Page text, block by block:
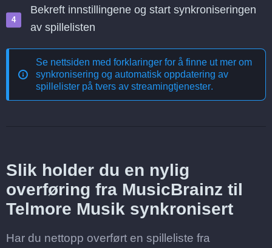
Bekreft innstillingene og start synkroniseringen
av spillelisten
Se nettsiden med forklaringer for å finne ut mer om
synkronisering og automatisk oppdatering av
spillelister på tvers av streamingtjenester.
Slik holder du en nylig
overføring fra MusicBrainz til
Telmore Musik synkronisert
Har du nettopp overført en spilleliste fra